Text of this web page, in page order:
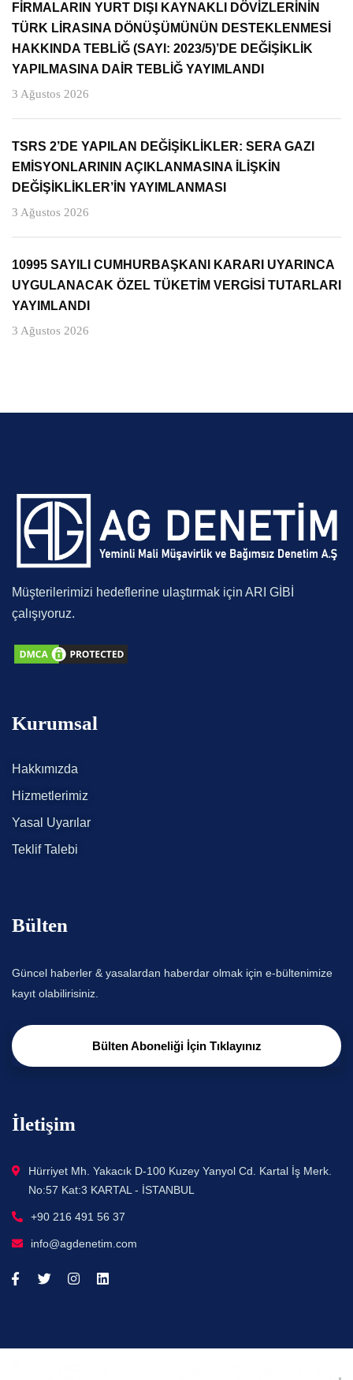
FİRMALARIN YURT DIŞI KAYNAKLI DÖVİZLERİNİN
TÜRK LİRASINA DÖNÜŞÜMÜNÜN DESTEKLENMESİ
HAKKINDA TEBLİĞ (SAYI: 2023/5)’DE DEĞİŞİKLİK
YAPILMASINA DAİR TEBLİĞ YAYIMLANDI
3 Ağustos 2026
TSRS 2’DE YAPILAN DEĞİŞİKLİKLER: SERA GAZI
EMİSYONLARININ AÇIKLANMASINA İLİŞKİN
DEĞİŞİKLİKLER’İN YAYIMLANMASI
3 Ağustos 2026
10995 SAYILI CUMHURBAŞKANI KARARI UYARINCA
UYGULANACAK ÖZEL TÜKETİM VERGİSİ TUTARLARI
YAYIMLANDI
3 Ağustos 2026
Müşterilerimizi hedeflerine ulaştırmak için ARI GİBİ
çalışıyoruz.
Kurumsal
Hakkımızda
Hizmetlerimiz
Yasal Uyarılar
Teklif Talebi
Bülten
Güncel haberler & yasalardan haberdar olmak için e-bültenimize
kayıt olabilirisiniz.
Bülten Aboneliği İçin Tıklayınız
İletişim
Hürriyet Mh. Yakacık D-100 Kuzey Yanyol Cd. Kartal İş Merk.
No:57 Kat:3 KARTAL - İSTANBUL
+90 216 491 56 37
info@agdenetim.com